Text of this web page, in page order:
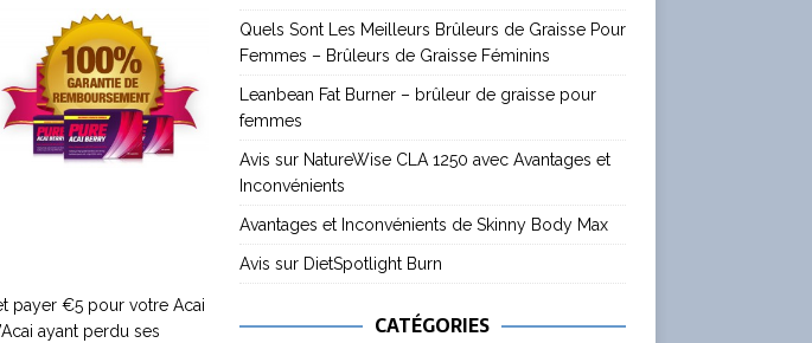
payer €5 pour votre Acai
ayant perdu ses
Quels Sont Les Meilleurs Brûleurs de Graisse Pour
Femmes – Brûleurs de Graisse Féminins
Leanbean Fat Burner – brûleur de graisse pour
femmes
Avis sur NatureWise CLA 1250 avec Avantages et
Inconvénients
Avantages et Inconvénients de Skinny Body Max
Avis sur DietSpotlight Burn
CATÉGORIES